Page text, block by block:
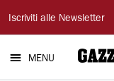
Gazzetta
di
Reggio
Iscriviti alle Newsletter
MENU